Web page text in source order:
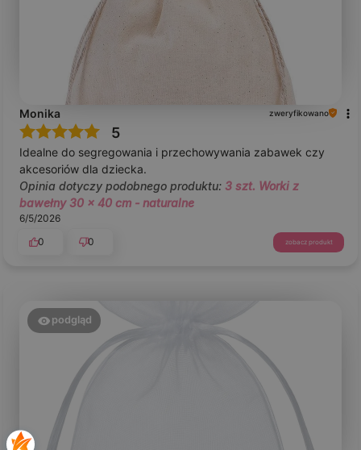
Monika zweryfikowano
5
Idealne do segregowania i przechowywania zabawek czy
akcesoriów dla dziecka.
Opinia dotyczy podobnego produktu: 3 szt. Worki z
bawełny 30 x 40 cm - naturalne
6/5/2026
0
0 zobacz produkt
podgląd